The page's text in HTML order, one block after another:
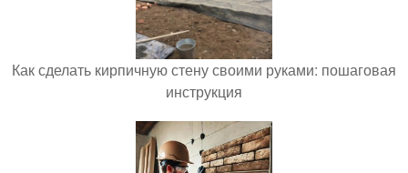
Как сделать кирпичную стену своими руками: пошаговая
инструкция